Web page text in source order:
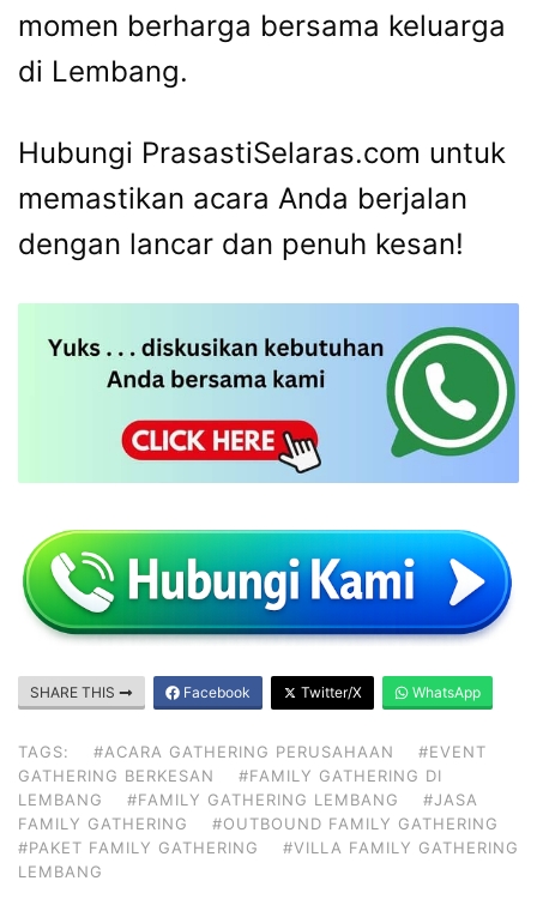
momen berharga bersama keluarga
di Lembang.
Hubungi PrasastiSelaras.com untuk
memastikan acara Anda berjalan
dengan lancar dan penuh kesan!
SHARE THIS Facebook Twitter/X WhatsApp
TAGS: #ACARA GATHERING PERUSAHAAN
#EVENT
GATHERING BERKESAN
#FAMILY GATHERING DI
LEMBANG
#FAMILY GATHERING LEMBANG
#JASA
FAMILY GATHERING
#OUTBOUND FAMILY GATHERING
#PAKET FAMILY GATHERING
#VILLA FAMILY GATHERING
LEMBANG